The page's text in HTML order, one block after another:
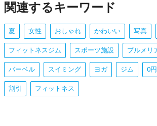
関連するキーワード
夏 女性 おしゃれ かわいい 写真
フィットネスジム スポーツ施設 プルメリ
バーベル スイミング ヨガ ジム 0円
割引 フィットネス